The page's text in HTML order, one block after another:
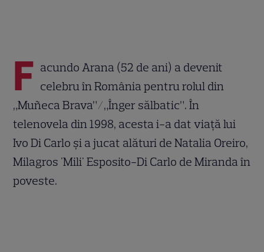
F acundo Arana (52 de ani) a devenit
celebru în România pentru rolul din
„Muñeca Brava”/„Înger sălbatic”. În
telenovela din 1998, acesta i-a dat viață lui
Ivo Di Carlo și a jucat alături de Natalia Oreiro,
Milagros 'Mili' Esposito-Di Carlo de Miranda în
poveste.